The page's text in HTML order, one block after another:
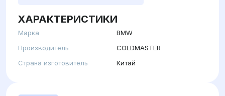
ХАРАКТЕРИСТИКИ
Марка
BMW
Производитель
COLDMASTER
Страна изготовитель
Китай